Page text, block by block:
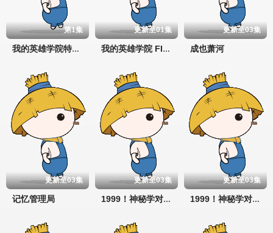
第1集
我的英雄学院特别篇
更新至01集
我的英雄学院 FINAL SEASON 特别篇
更新至03集
成也萧河
更新至03集
记忆管理局
更新至03集
1999！神秘学对策部英语
更新至03集
1999！神秘学对策部国语